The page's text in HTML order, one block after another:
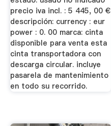
precio iva incl. : 5 445, 00 €
descripción: currency : eur
power : 0. 00 marca: cinta
disponible para venta esta
cinta transportadora con
descarga circular. incluye
pasarela de mantenimiento
en todo su recorrido.